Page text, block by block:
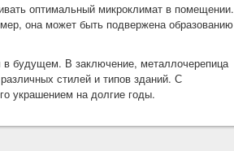
оптимальный микроклимат в помещении.
она может быть подвержена образованию
в будущем. В заключение, металлочерепица
стилей и типов зданий. С
украшением на долгие годы.